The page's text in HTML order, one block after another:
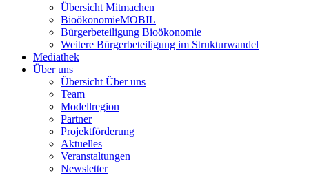
Übersicht Mitmachen
BioökonomieMOBIL
Bürgerbeteiligung Bioökonomie
Weitere Bürgerbeteiligung im Strukturwandel
Mediathek
Über uns
Übersicht Über uns
Team
Modellregion
Partner
Projektförderung
Aktuelles
Veranstaltungen
Newsletter